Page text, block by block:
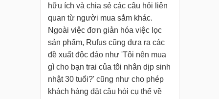
hữu ích và chia sẻ các câu hỏi liên
quan từ người mua sắm khác.
Ngoài việc đơn giản hóa việc lọc
sản phẩm, Rufus cũng đưa ra các
đề xuất độc đáo như 'Tôi nên mua
gì cho bạn trai của tôi nhân dịp sinh
nhật 30 tuổi?' cũng như cho phép
khách hàng đặt câu hỏi cụ thể về